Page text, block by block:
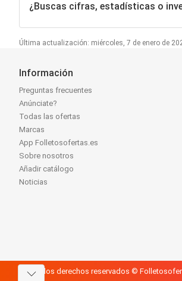
¿Buscas cifras, estadísticas o
Última actualización: miércoles, 7 de enero de
Información
Preguntas frecuentes
Anúnciate?
Todas las ofertas
Marcas
App Folletosofertas.es
Sobre nosotros
Añadir catálogo
Noticias
Todos los derechos reservados ©